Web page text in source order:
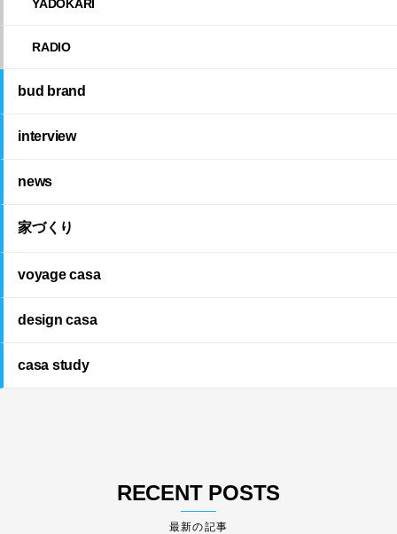
YADOKARI
RADIO
bud brand
interview
news
家づくり
voyage casa
design casa
casa study
RECENT POSTS
最新の記事